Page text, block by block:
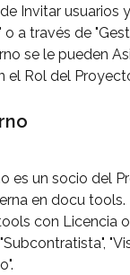
Invitar usuarios
a través de
se le pueden
el Rol del
es un socio del
en docu tools.
con Licencia